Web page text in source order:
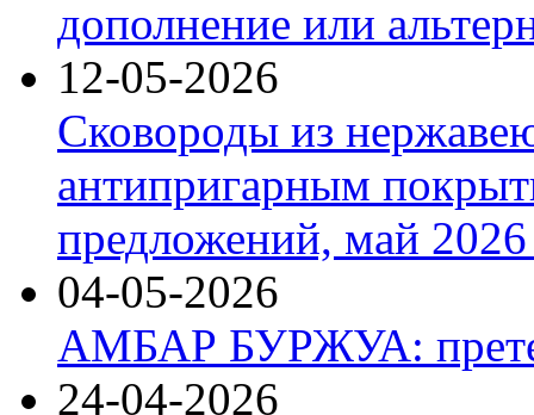
дополнение или
12-05-2026
Сковороды из
антипригарным
предложений, май 2026
04-05-2026
АМБАР БУРЖУА:
24-04-2026